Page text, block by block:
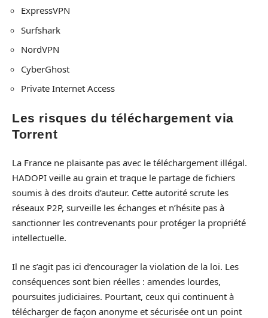
ExpressVPN
Surfshark
NordVPN
CyberGhost
Private Internet Access
Les risques du téléchargement via
Torrent
La France ne plaisante pas avec le téléchargement illégal.
HADOPI veille au grain et traque le partage de fichiers
soumis à des droits d’auteur. Cette autorité scrute les
réseaux P2P, surveille les échanges et n’hésite pas à
sanctionner les contrevenants pour protéger la propriété
intellectuelle.
Il ne s’agit pas ici d’encourager la violation de la loi. Les
conséquences sont bien réelles : amendes lourdes,
poursuites judiciaires. Pourtant, ceux qui continuent à
télécharger de façon anonyme et sécurisée ont un point